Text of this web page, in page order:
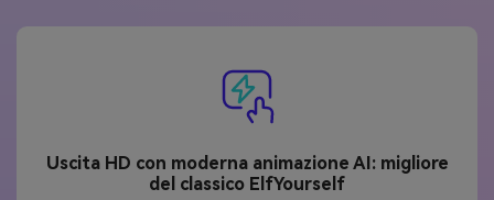
Uscita HD con moderna animazione AI: migliore
del classico ElfYourself